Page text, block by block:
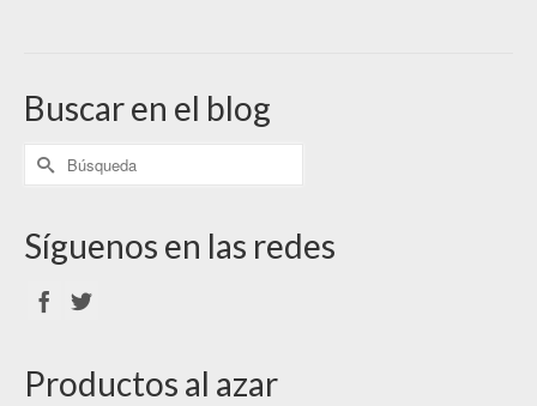
Buscar en el blog
Síguenos en las redes
Productos al azar